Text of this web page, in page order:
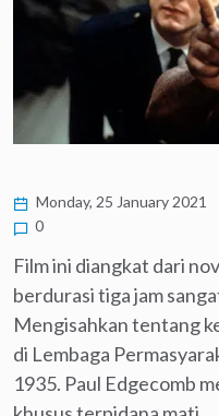
Monday, 25 January 2021
0
Film ini diangkat dari
berdurasi tiga jam
Mengisahkan tentang
di Lembaga
1935. Paul Edgecomb